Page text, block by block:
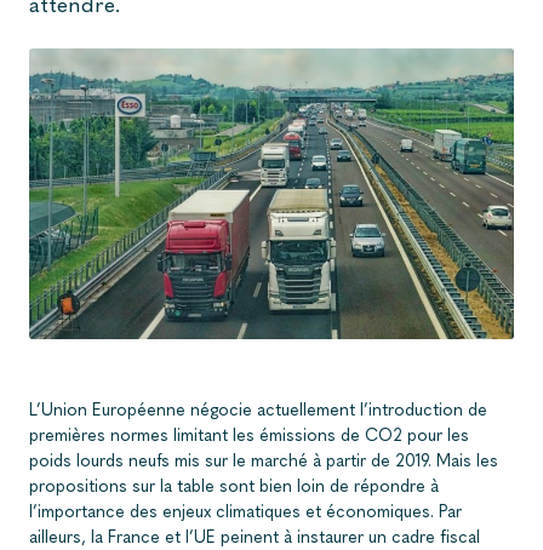
L’Union Européenne négocie actuellement l’introduction de
premières normes limitant les émissions de CO2 pour les
poids lourds neufs mis sur le marché à partir de 2019. Mais les
propositions sur la table sont bien loin de répondre à
l’importance des enjeux climatiques et économiques. Par
ailleurs, la France et l’UE peinent à instaurer un cadre fiscal